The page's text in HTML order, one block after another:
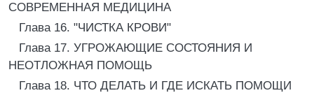
СОВРЕМЕННАЯ МЕДИЦИНА
Глава 16. "ЧИСТКА КРОВИ"
Глава 17. УГРОЖАЮЩИЕ СОСТОЯНИЯ И
НЕОТЛОЖНАЯ ПОМОЩЬ
Глава 18. ЧТО ДЕЛАТЬ И ГДЕ ИСКАТЬ ПОМОЩИ